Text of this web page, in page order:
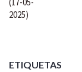
ETIQUETAS